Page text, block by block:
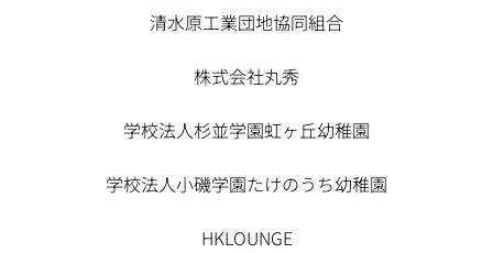
清水原工業団地協同組合
株式会社丸秀
学校法人杉並学園虹ヶ丘幼稚園
学校法人小磯学園たけのうち幼稚園
HKLOUNGE